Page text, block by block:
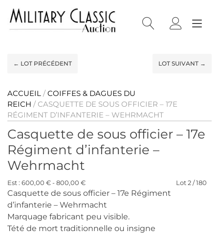
content
LOT SUIVANT →
← LOT PRÉCÉDENT
ACCUEIL /COIFFES & DAGUES DU
REICH / CASQUETTE DE SOUS OFFICIER – 17E
RÉGIMENT D’INFANTERIE – WEHRMACHT
Casquette de sous officier – 17e
Régiment d’infanterie –
Wehrmacht
Est : 600,00 € - 800,00 € Lot 2 / 180
Casquette de sous officier – 17e Régiment
d’infanterie – Wehrmacht
Marquage fabricant peu visible.
Tété de mort traditionnelle ou insigne